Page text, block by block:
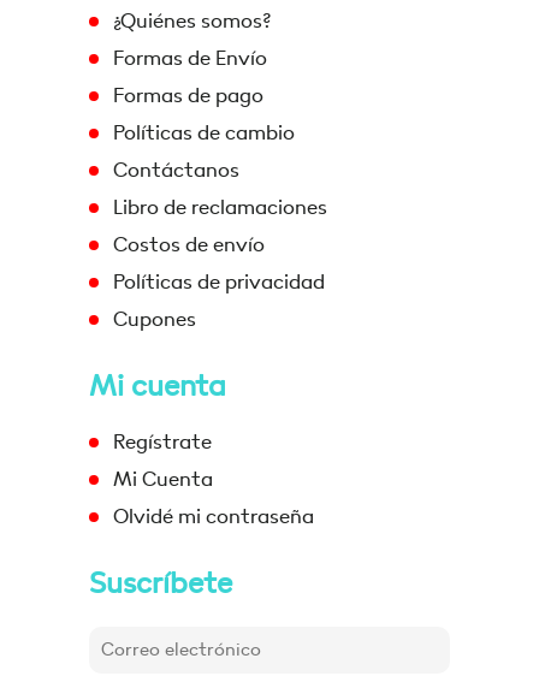
¿Quiénes somos?
Formas de Envío
Formas de pago
Políticas de cambio
Contáctanos
Libro de reclamaciones
Costos de envío
Políticas de privacidad
Cupones
Mi cuenta
Regístrate
Mi Cuenta
Olvidé mi contraseña
Suscríbete